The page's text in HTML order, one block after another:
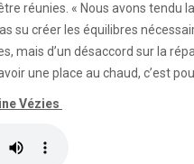
réunies. « Nous avons
su créer les équilibres
mais d’un désaccord sur la
une place au chaud, c’est
Vézies